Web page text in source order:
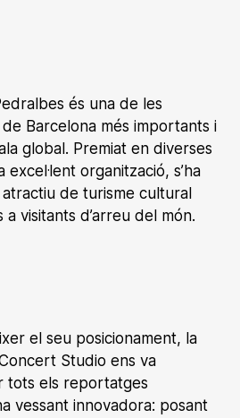
és una de les
Barcelona més importants i
global. Premiat en diverses
organització, s’ha
de turisme cultural
visitants d’arreu del món.
el seu posicionament, la
Studio ens va
tots els reportatges
vessant innovadora: posant